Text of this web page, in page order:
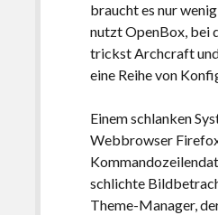
braucht es nur
nutzt OpenBox, bei
trickst Archcraft
eine Reihe von
Einem schlanken
Webbrowser
schlichte
Theme-Manager,